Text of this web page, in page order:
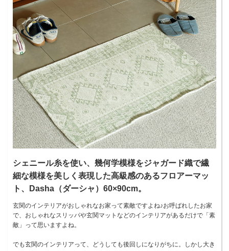
シェニール糸を使い、幾何学模様をジャガード織で繊
細な模様を美しく表現した高級感のあるフロアーマッ
ト、Dasha（ダーシャ）60×90cm。
玄関のインテリアがおしゃれなお家って素敵ですよね♪お呼ばれしたお家
で、おしゃれなスリッパや玄関マットなどのインテリアがあるだけで「素
敵」って思いますよね。
でも玄関のインテリアって、どうしても後回しになりがちに。しかし大き